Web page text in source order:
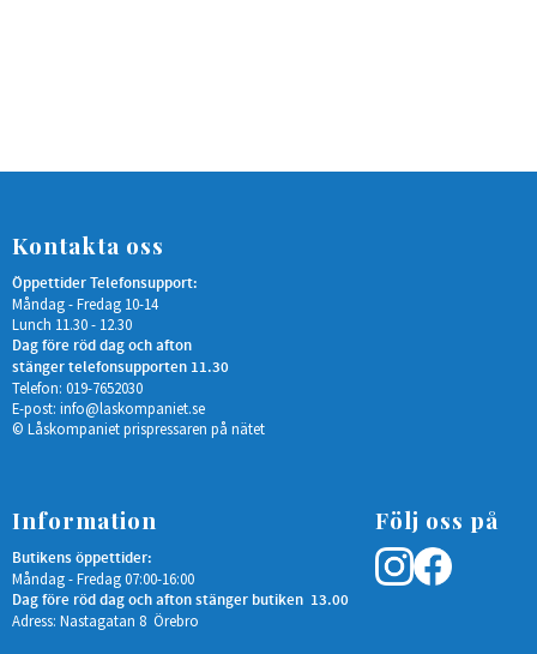
Kontakta oss
Öppettider Telefonsupport:
Måndag - Fredag 10-14
Lunch 11.30 - 12.30
Dag före röd dag och afton
stänger telefonsupporten 11.30
Telefon: 019-7652030
E-post: info@laskompaniet.se
© Låskompaniet prispressaren på nätet
Information
Butikens öppettider:
Måndag - Fredag 07:00-16:00
Dag före röd dag och afton stänger butiken 13.00
Adress: Nastagatan 8 Örebro
Följ oss på